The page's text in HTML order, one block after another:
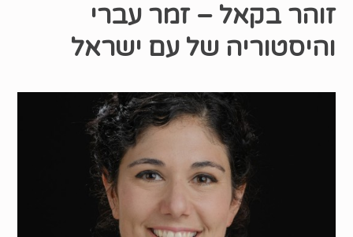
זוהר בקאל – זמר עברי
והיסטוריה של עם ישראל